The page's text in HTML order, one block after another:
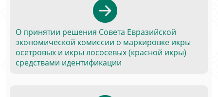
О принятии решения Совета Евразийской
экономической комиссии о маркировке икры
осетровых и икры лососевых (красной икры)
средствами идентификации